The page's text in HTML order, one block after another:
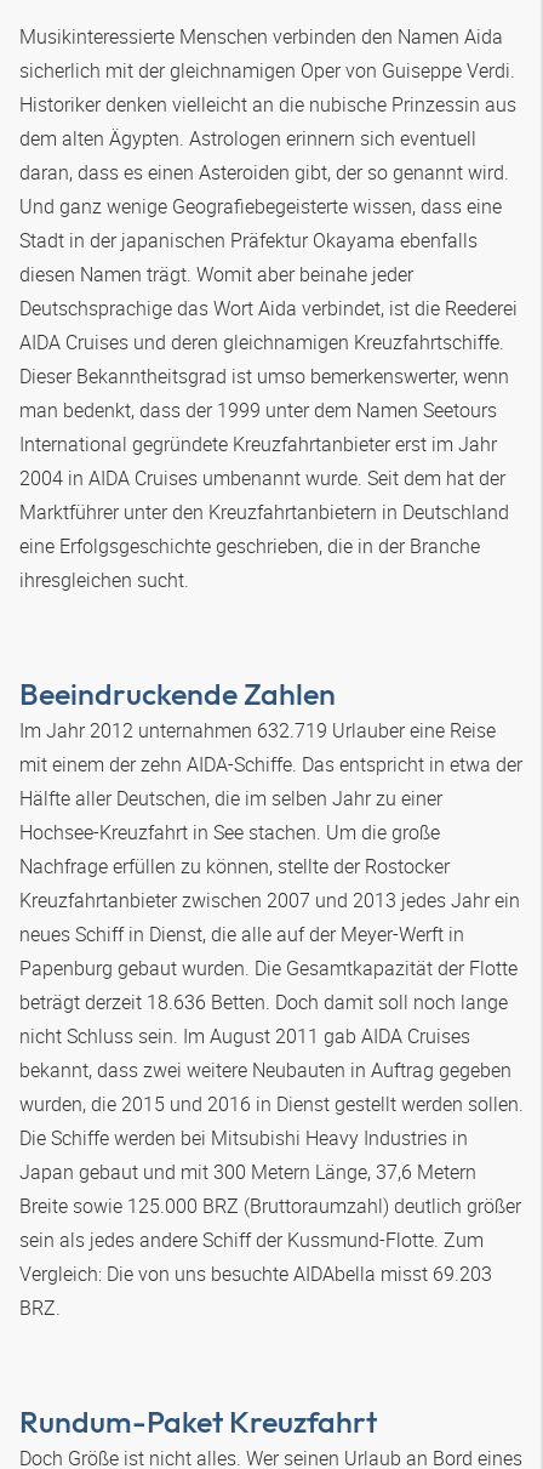
Musikinteressierte Menschen verbinden den Namen Aida
sicherlich mit der gleichnamigen Oper von Guiseppe Verdi.
Historiker denken vielleicht an die nubische Prinzessin aus
dem alten Ägypten. Astrologen erinnern sich eventuell
daran, dass es einen Asteroiden gibt, der so genannt wird.
Und ganz wenige Geografiebegeisterte wissen, dass eine
Stadt in der japanischen Präfektur Okayama ebenfalls
diesen Namen trägt. Womit aber beinahe jeder
Deutschsprachige das Wort Aida verbindet, ist die Reederei
AIDA Cruises und deren gleichnamigen Kreuzfahrtschiffe.
Dieser Bekanntheitsgrad ist umso bemerkenswerter, wenn
man bedenkt, dass der 1999 unter dem Namen Seetours
International gegründete Kreuzfahrtanbieter erst im Jahr
2004 in AIDA Cruises umbenannt wurde. Seit dem hat der
Marktführer unter den Kreuzfahrtanbietern in Deutschland
eine Erfolgsgeschichte geschrieben, die in der Branche
ihresgleichen sucht.
Beeindruckende Zahlen
Im Jahr 2012 unternahmen 632.719 Urlauber eine Reise
mit einem der zehn AIDA-Schiffe. Das entspricht in etwa der
Hälfte aller Deutschen, die im selben Jahr zu einer
Hochsee-Kreuzfahrt in See stachen. Um die große
Nachfrage erfüllen zu können, stellte der Rostocker
Kreuzfahrtanbieter zwischen 2007 und 2013 jedes Jahr ein
neues Schiff in Dienst, die alle auf der Meyer-Werft in
Papenburg gebaut wurden. Die Gesamtkapazität der Flotte
beträgt derzeit 18.636 Betten. Doch damit soll noch lange
nicht Schluss sein. Im August 2011 gab AIDA Cruises
bekannt, dass zwei weitere Neubauten in Auftrag gegeben
wurden, die 2015 und 2016 in Dienst gestellt werden sollen.
Die Schiffe werden bei Mitsubishi Heavy Industries in
Japan gebaut und mit 300 Metern Länge, 37,6 Metern
Breite sowie 125.000 BRZ (Bruttoraumzahl) deutlich größer
sein als jedes andere Schiff der Kussmund-Flotte. Zum
Vergleich: Die von uns besuchte AIDAbella misst 69.203
BRZ.
Rundum-Paket Kreuzfahrt
Doch Größe ist nicht alles. Wer seinen Urlaub an Bord eines